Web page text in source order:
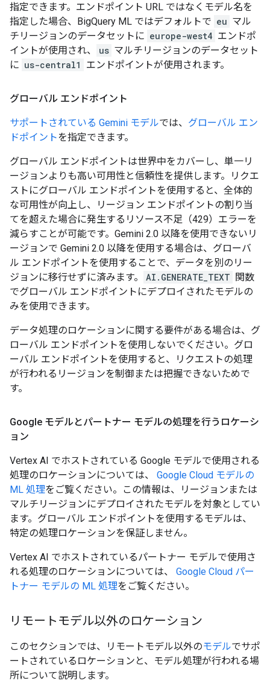
指定できます。エンドポイント URL ではなくモデル名を
指定した場合、BigQuery ML ではデフォルトで eu マル
チリージョンのデータセットに europe-west4 エンドポ
イントが使用され、
us マルチリージョンのデータセット
に us-central1 エンドポイントが使用されます。
グローバル エンドポイント
サポートされている Gemini モデルでは、 グローバル エン
ドポイントを指定できます。
グローバル エンドポイントは世界中をカバーし、単一リ
ージョンよりも高い可用性と信頼性を提供します。リクエ
ストにグローバル エンドポイントを使用すると、全体的
な可用性が向上し、リージョン エンドポイントの割り当
てを超えた場合に発生するリソース不足（429）エラーを
減らすことが可能です。Gemini 2.0 以降を使用できないリ
ージョンで Gemini 2.0 以降を使用する場合は、グローバ
ル エンドポイントを使用することで、データを別のリー
ジョンに移行せずに済みます。
AI.GENERATE_TEXT 関数
でグローバル エンドポイントにデプロイされたモデルの
みを使用できます。
データ処理のロケーションに関する要件がある場合は、グ
ローバル エンドポイントを使用しないでください。グロ
ーバル エンドポイントを使用すると、リクエストの処理
が行われるリージョンを制御または把握できないためで
す。
Google モデルとパートナー モデルの処理を行うロケーシ
ョン
Vertex AI でホストされている Google モデルで使用される
処理のロケーションについては、
Google Cloud モデルの
ML 処理をご覧ください。この情報は、リージョンまたは
マルチリージョンにデプロイされたモデルを対象としてい
ます。グローバル エンドポイントを使用するモデルは、
特定の処理ロケーションを保証しません。
Vertex AI でホストされているパートナー モデルで使用さ
れる処理のロケーションについては、
Google Cloud パー
トナー モデルの ML 処理をご覧ください。
リモートモデル以外のロケーション
このセクションでは、リモートモデル以外のモデルでサポ
ートされているロケーションと、モデル処理が行われる場
所について説明します。